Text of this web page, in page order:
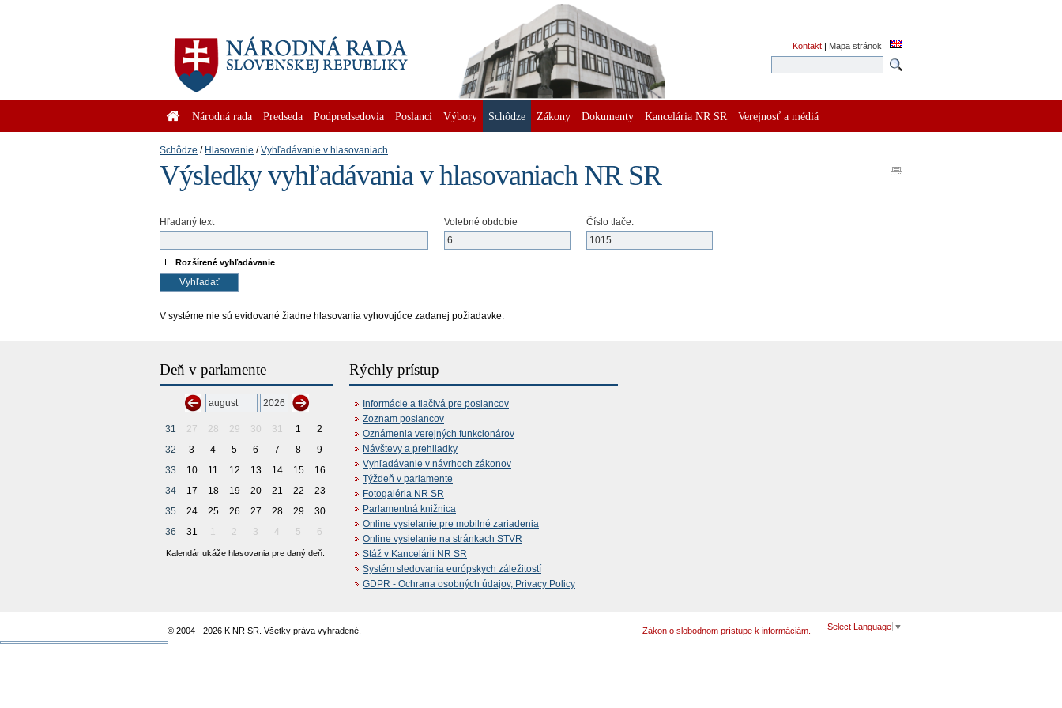
Kontakt | Mapa stránok
Národná rada Predseda Podpredsedovia Poslanci Výbory Schôdze Zákony Dokumenty Kancelária NR SR Verejnosť a médiá
Schôdze Hlasovanie Vyhľadávanie v hlasovaniach
Výsledky vyhľadávania v hlasovaniach NR SR
Hľadaný text Volebné obdobie Číslo tlače:
Rozšírené vyhľadávanie
V systéme nie sú evidované žiadne hlasovania vyhovujúce zadanej požiadavke.
Deň v parlamente
31 27 28 29 30 31 1
2
32
3 4 5 6 7 8
9
33
10 11 12 13 14 15
16
34
17 18 19 20 21 22
23
35
24 25 26 27 28 29
30
36
31 1 2 3 4 5 6
Kalendár ukáže hlasovania pre daný deň.
Rýchly prístup
Informácie a tlačivá pre poslancov
Zoznam poslancov
Oznámenia verejných funkcionárov
Návštevy a prehliadky
Vyhľadávanie v návrhoch zákonov
Týždeň v parlamente
Fotogaléria NR SR
Parlamentná knižnica
Online vysielanie pre mobilné zariadenia
Online vysielanie na stránkach STVR
Stáž v Kancelárii NR SR
Systém sledovania európskych záležitostí
GDPR - Ochrana osobných údajov, Privacy Policy
© 2004 - 2026 K NR SR. Všetky práva vyhradené. Select Language ▼
Zákon o slobodnom prístupe k informáciám.